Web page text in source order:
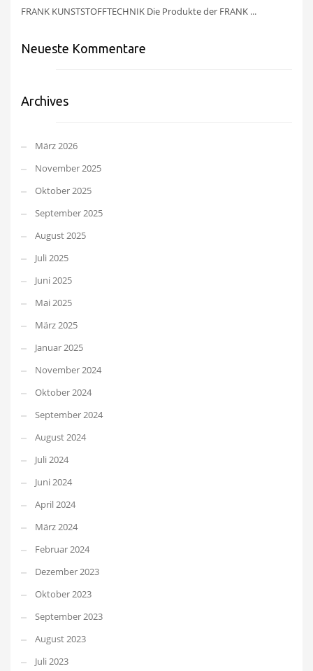
FRANK KUNSTSTOFFTECHNIK Die Produkte der FRANK ...
Neueste Kommentare
Archives
März 2026
November 2025
Oktober 2025
September 2025
August 2025
Juli 2025
Juni 2025
Mai 2025
März 2025
Januar 2025
November 2024
Oktober 2024
September 2024
August 2024
Juli 2024
Juni 2024
April 2024
März 2024
Februar 2024
Dezember 2023
Oktober 2023
September 2023
August 2023
Juli 2023